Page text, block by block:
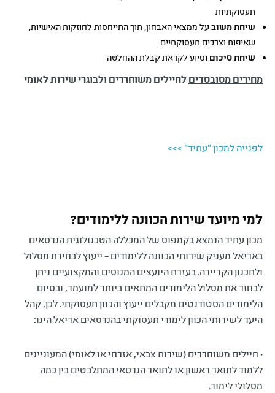
תעסוקתיות
שיחת משוב על ממצאי האבחון, תוך התייחסות לחוזקות האישיות,
שאיפות וצרכים תעסוקתיים
שיחת סיכום וסיוע לקראת קבלת ההחלטה
מחירים מסובסדיםלחיילים משוחררים ולבוגרי שירות לאומי
לפנייה למכון "עתיד" >>>
למי מיועד שירות הכוונה ללימודים?
מכון עתיד הנמצא בקמפוס של המכללה הטכנולוגית הנדסאים
באריאל מעניק שירותי הכוונה ללימודים – ייעוץ לבחירת מסלול
ולתכנון הקריירה. בעזרת היועצים המנוסים והמקצועיים ניתן
לבחור את מסלול הלימודים המתאים ביותר למועמד, ובסיום
הלימודים הסטודנטים מקבלים ייעוץ והכוון תעסוקתי. לכן, קהל
היעד לשירותי הכוון לימודי תעסוקתי בהנדסאים אריאל הינו:
• חיילים משוחררים (שירות צבאי, אזרחי או לאומי) המעוניינים
ללמוד לתואר ראשון או לתואר הנדסאי המתלבטים בין כמה
מסלולי לימוד.